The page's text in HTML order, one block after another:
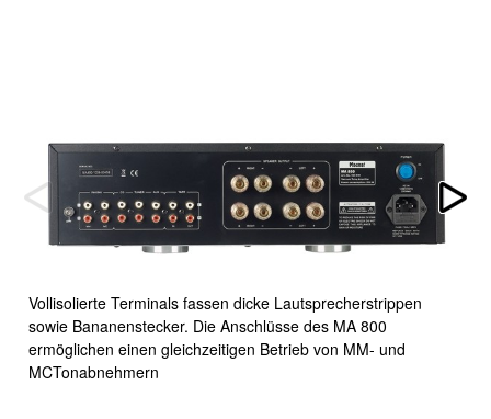
Vollisolierte Terminals fassen dicke Lautsprecherstrippen
sowie Bananenstecker. Die Anschlüsse des MA 800
ermöglichen einen gleichzeitigen Betrieb von MM- und
MCTonabnehmern